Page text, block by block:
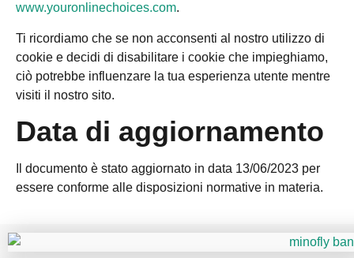
www.youronlinechoices.com.
Ti ricordiamo che se non acconsenti al nostro utilizzo di
cookie e decidi di disabilitare i cookie che impieghiamo,
ciò potrebbe influenzare la tua esperienza utente mentre
visiti il nostro sito.
Data di aggiornamento
Il documento è stato aggiornato in data 13/06/2023 per
essere conforme alle disposizioni normative in materia.